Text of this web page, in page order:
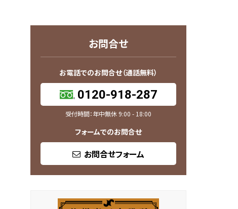
お問合せ
お電話でのお問合せ（通話無料）
0120-918-287
受付時間：年中無休 9:00 - 18:00
フォームでのお問合せ
お問合せフォーム